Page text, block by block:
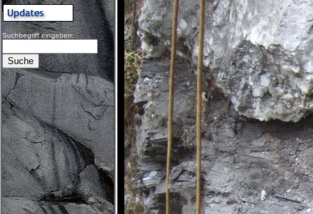
Suchbegriff eingeben: